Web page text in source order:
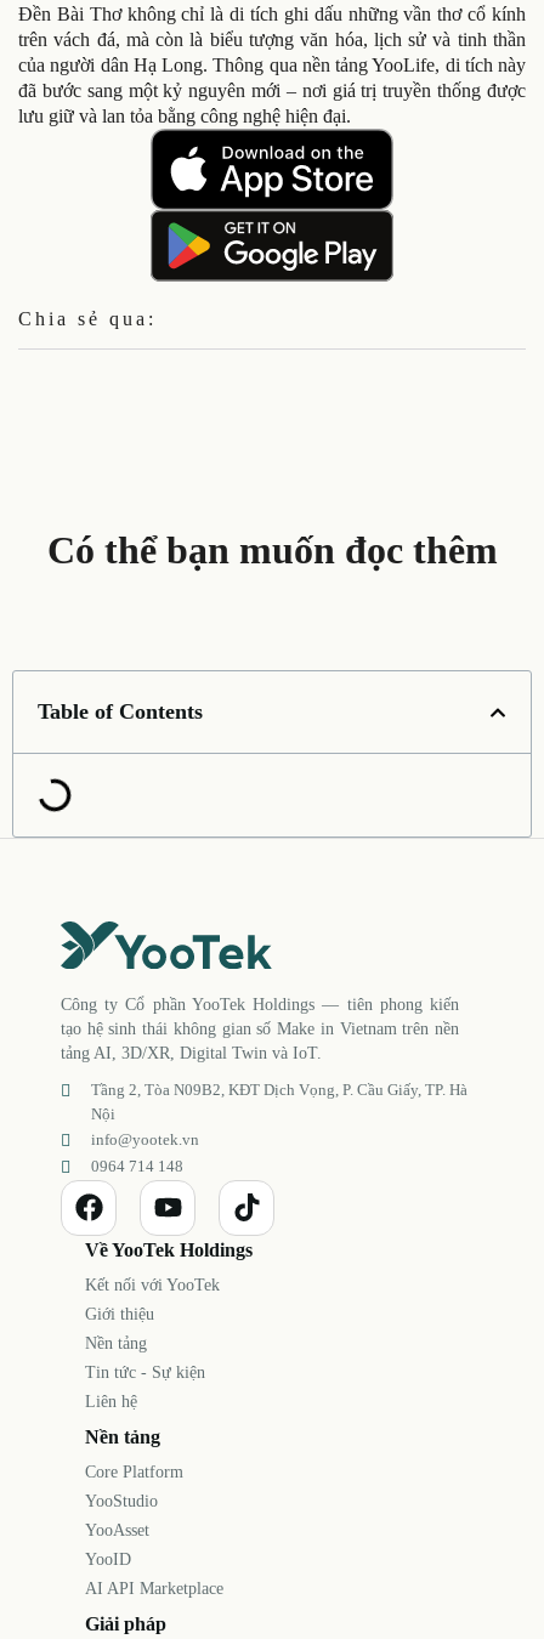
Đền Bài Thơ không chỉ là di tích ghi dấu những vần thơ cổ kính
trên vách đá, mà còn là biểu tượng văn hóa, lịch sử và tinh thần
của người dân Hạ Long. Thông qua nền tảng YooLife, di tích này
đã bước sang một kỷ nguyên mới – nơi giá trị truyền thống được
lưu giữ và lan tỏa bằng công nghệ hiện đại.
Chia sẻ qua:
Có thể bạn muốn đọc thêm
Table of Contents
Công ty Cổ phần YooTek Holdings — tiên phong kiến
tạo hệ sinh thái không gian số Make in Vietnam trên nền
tảng AI, 3D/XR, Digital Twin và IoT.
Tầng 2, Tòa N09B2, KĐT Dịch Vọng, P. Cầu Giấy, TP. Hà
Nội
info@yootek.vn
0964 714 148
Về YooTek Holdings
Kết nối với YooTek
Giới thiệu
Nền tảng
Tin tức - Sự kiện
Liên hệ
Nền tảng
Core Platform
YooStudio
YooAsset
YooID
AI API Marketplace
Giải pháp